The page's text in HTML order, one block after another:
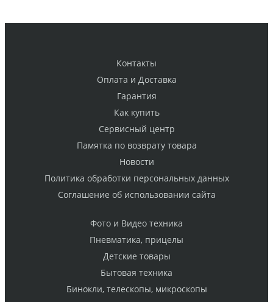
Контакты
Оплата и Доставка
Гарантия
Как купить
Cервисный центр
Памятка по возврату товара
Новости
Политика обработки персональных данных
Cоглашение об использовании сайта
Фото и Видео техника
Пневматика, прицелы
Детские товары
Бытовая техника
Бинокли, телескопы, микроскопы